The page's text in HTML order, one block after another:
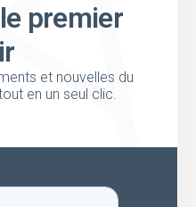
premier
et nouvelles du
en un seul clic.